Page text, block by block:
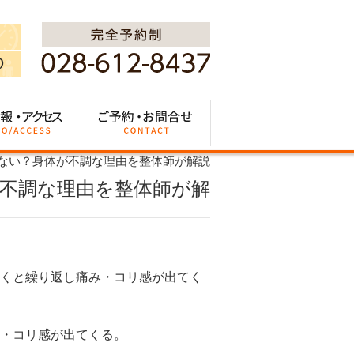
い？身体が不調な理由を整体師が解説
調な理由を整体師が解
と繰り返し痛み・コリ感が出てく
コリ感が出てくる。